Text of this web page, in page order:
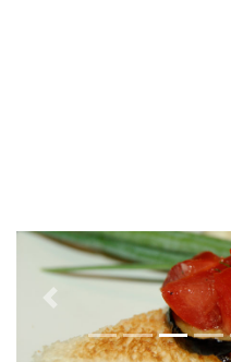
Previous